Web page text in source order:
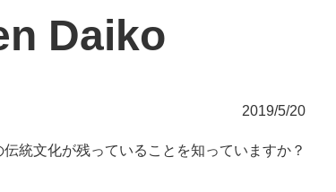
Daiko
2019/5/20
統文化が残っていることを知っていますか？